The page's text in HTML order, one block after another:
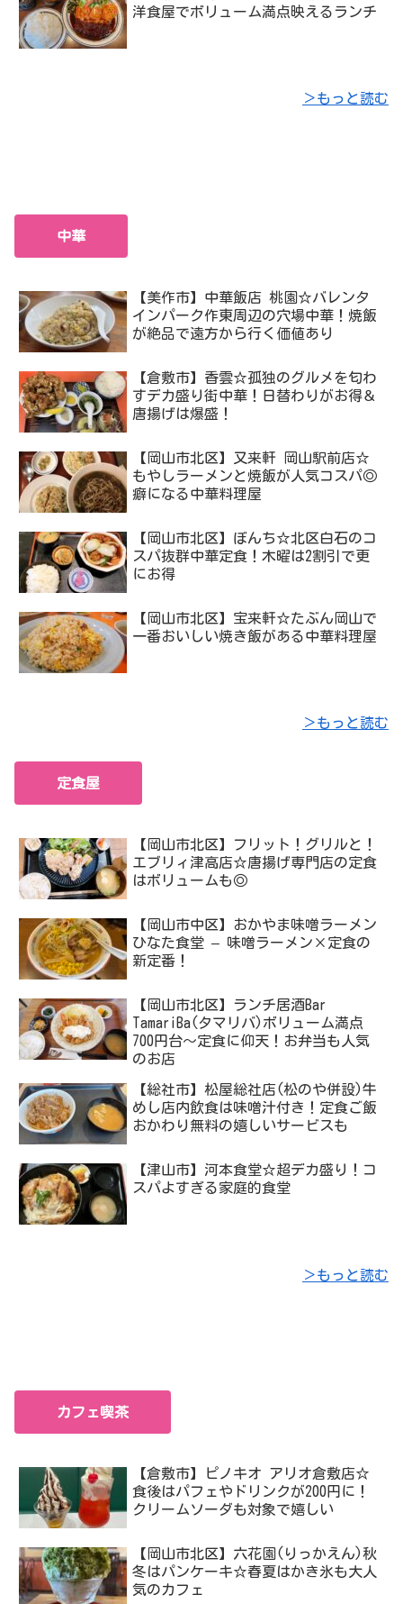
洋食屋でボリューム満点映えるランチ
＞もっと読む
中華
【美作市】中華飯店 桃園☆バレンタ
インパーク作東周辺の穴場中華！焼飯
が絶品で遠方から行く価値あり
【倉敷市】香雲☆孤独のグルメを匂わ
すデカ盛り街中華！日替わりがお得＆
唐揚げは爆盛！
【岡山市北区】又来軒 岡山駅前店☆
もやしラーメンと焼飯が人気コスパ◎
癖になる中華料理屋
【岡山市北区】ぼんち☆北区白石のコ
スパ抜群中華定食！木曜は2割引で更
にお得
【岡山市北区】宝来軒☆たぶん岡山で
一番おいしい焼き飯がある中華料理屋
＞もっと読む
定食屋
【岡山市北区】フリット！グリルと！
エブリィ津高店☆唐揚げ専門店の定食
はボリュームも◎
【岡山市中区】おかやま味噌ラーメン
ひなた食堂 – 味噌ラーメン×定食の
新定番！
【岡山市北区】ランチ居酒Bar
TamariBa(タマリバ)ボリューム満点
700円台～定食に仰天！お弁当も人気
のお店
【総社市】松屋総社店(松のや併設)牛
めし店内飲食は味噌汁付き！定食ご飯
おかわり無料の嬉しいサービスも
【津山市】河本食堂☆超デカ盛り！コ
スパよすぎる家庭的食堂
＞もっと読む
カフェ喫茶
【倉敷市】ピノキオ アリオ倉敷店☆
食後はパフェやドリンクが200円に！
クリームソーダも対象で嬉しい
【岡山市北区】六花園(りっかえん)秋
冬はパンケーキ☆春夏はかき氷も大人
気のカフェ